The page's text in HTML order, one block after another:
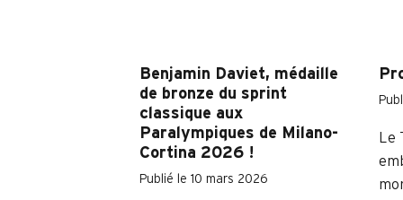
Benjamin Daviet, médaille
de bronze du sprint
classique aux
Paralympiques de Milano-
Cortina 2026 !
Publié le 10 mars 2026